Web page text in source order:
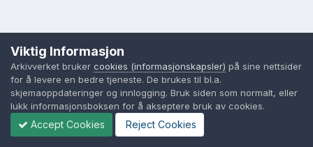
Viktig Informasjon
Arkivverket bruker cookies (informasjonskapsler) på sine nettsider
for å levere en bedre tjeneste. De brukes til bl.a.
skjemaoppdateringer og innlogging. Bruk siden som normalt, eller
lukk informasjonsboksen for å akseptere bruk av cookies.
Accept Cookies Reject Cookies